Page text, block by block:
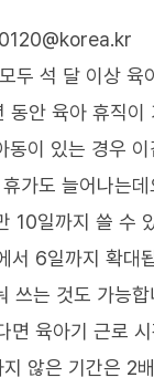
두 석 달 이상 육
안 육아 휴직이
동이 있는 경우
가도 늘어나는데
10일까지 쓸 수
서 6일까지 확대
쓰는 것도 가능합
면 육아기 근로
않은 기간은 2